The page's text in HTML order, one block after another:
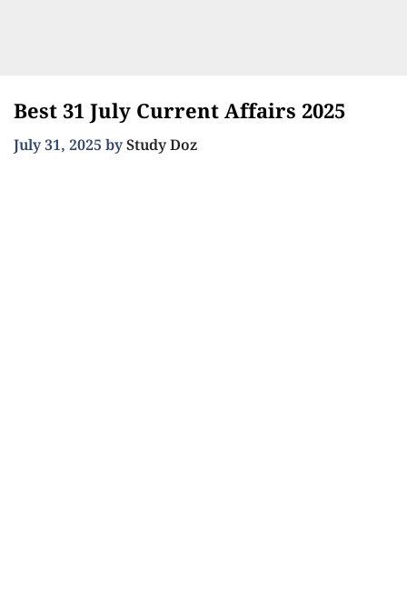
Best 31 July Current Affairs 2025
July 31, 2025 byStudy Doz